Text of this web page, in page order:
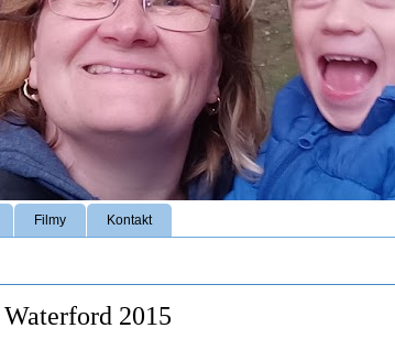
Filmy Kontakt
2015